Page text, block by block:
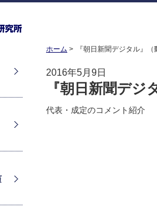
ホーム 『朝日新聞デジタル』
2016年5月9日
『朝日新聞デジ
代表・成定のコメント紹介